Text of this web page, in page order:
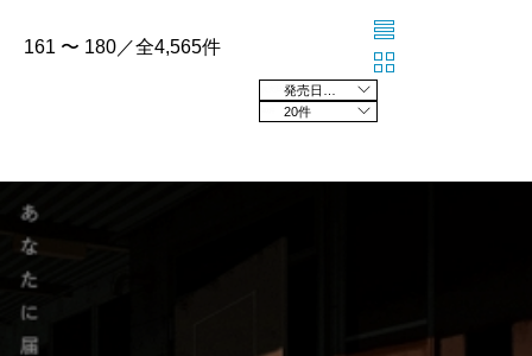
161 〜 180／全4,565件
20件